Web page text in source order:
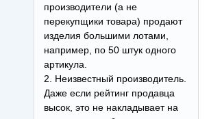
производители (а не
перекупщики товара) продают
изделия большими лотами,
например, по 50 штук одного
артикула.
2. Неизвестный производитель.
Даже если рейтинг продавца
высок, это не накладывает на